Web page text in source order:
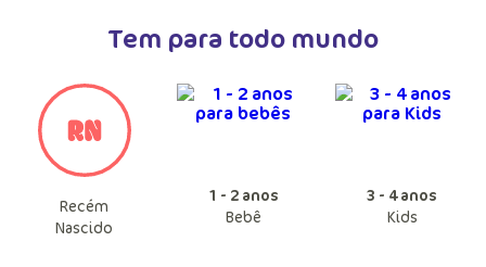
Tem para todo mundo
Recém
Nascido
1 - 2 anos
Bebê
3 - 4 anos
Kids